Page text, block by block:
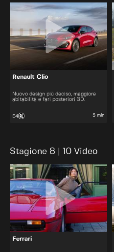
Renault Clio
Nuovo design più deciso, maggiore
abitabilità e fari posteriori 3D.
E4 5 min
Stagione 8 | 10 Video
Ferrari